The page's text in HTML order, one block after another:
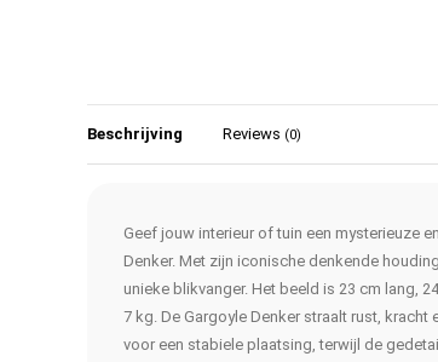
Beschrijving Reviews (0)
Geef jouw interieur of tuin een mysterieuze
Denker. Met zijn iconische denkende
unieke blikvanger. Het beeld is 23 cm lang,
7 kg. De Gargoyle Denker straalt rust,
voor een stabiele plaatsing, terwijl de